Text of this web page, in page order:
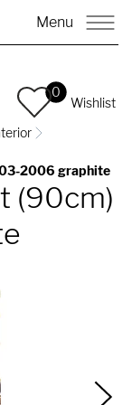
Menu
0
Wishlist
2006 graphite
(90cm)